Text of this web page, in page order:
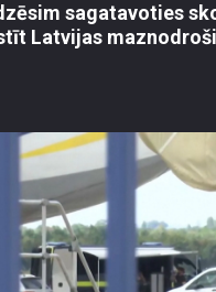
sagatavoties
Latvijas